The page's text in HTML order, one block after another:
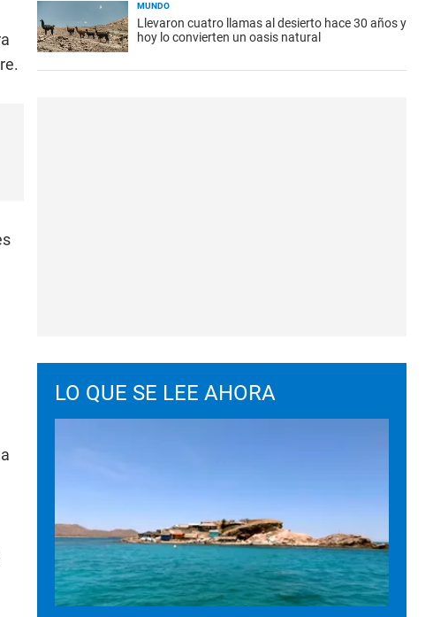
MUNDO
Llevaron cuatro llamas al desierto hace 30 años y
hoy lo convierten un oasis natural
LO QUE SE LEE AHORA